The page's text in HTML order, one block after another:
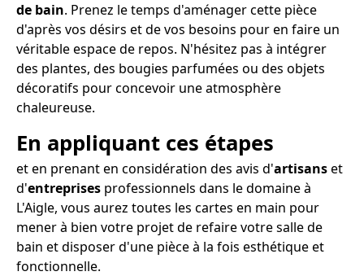
de bain. Prenez le temps d'aménager cette pièce
d'après vos désirs et de vos besoins pour en faire un
véritable espace de repos. N'hésitez pas à intégrer
des plantes, des bougies parfumées ou des objets
décoratifs pour concevoir une atmosphère
chaleureuse.
En appliquant ces étapes
et en prenant en considération des avis d'artisanset
d'entreprises professionnels dans le domaine à
L'Aigle, vous aurez toutes les cartes en main pour
mener à bien votre projet de refaire votre salle de
bain et disposer d'une pièce à la fois esthétique et
fonctionnelle.